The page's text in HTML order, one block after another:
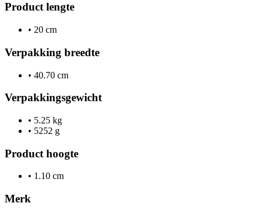
Product lengte
• 20 cm
Verpakking breedte
• 40.70 cm
Verpakkingsgewicht
• 5.25 kg
• 5252 g
Product hoogte
• 1.10 cm
Merk